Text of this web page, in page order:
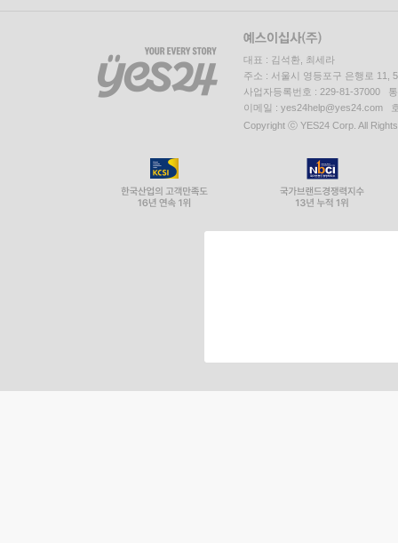
대표 : 김석환, 최세라
주소 : 서울시 영등포구 은행로 11,
사업자등록번호 : 229-81-37000
이메일 : yes24help@yes24.com
Copyright ⓒ YES24 Corp. All